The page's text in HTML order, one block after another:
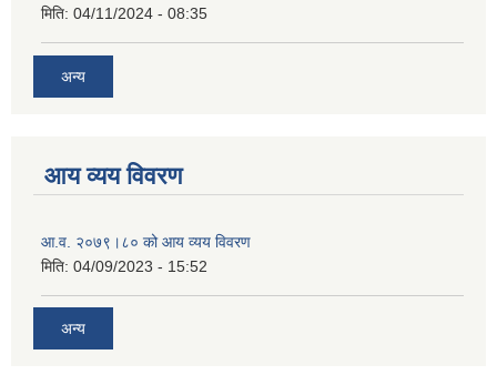
मिति: 04/11/2024 - 08:35
अन्य
आय व्यय विवरण
आ.व. २०७९।८० को आय व्यय विवरण
मिति: 04/09/2023 - 15:52
अन्य